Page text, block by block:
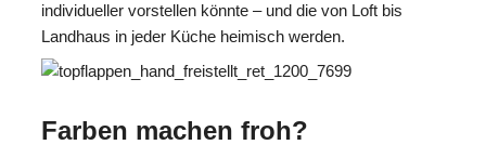
individueller vorstellen könnte – und die von Loft bis
Landhaus in jeder Küche heimisch werden.
Farben machen froh?